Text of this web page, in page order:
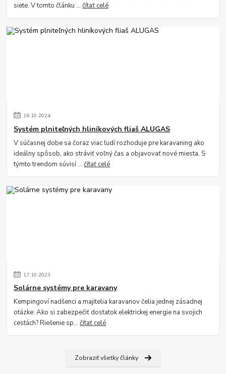
siete. V tomto článku ...čítať celé
16.10.2024
Systém plniteľných hliníkových fliaš ALUGAS
V súčasnej dobe sa čoraz viac ľudí rozhoduje pre karavaning ako
ideálny spôsob, ako stráviť voľný čas a objavovať nové miesta. S
týmto trendom súvisí ...čítať celé
17.10.2023
Solárne systémy pre karavany
Kempingoví nadšenci a majitelia karavanov čelia jednej zásadnej
otázke: Ako si zabezpečiť dostatok elektrickej energie na svojich
cestách? Riešenie sp...čítať celé
Zobraziť všetky články